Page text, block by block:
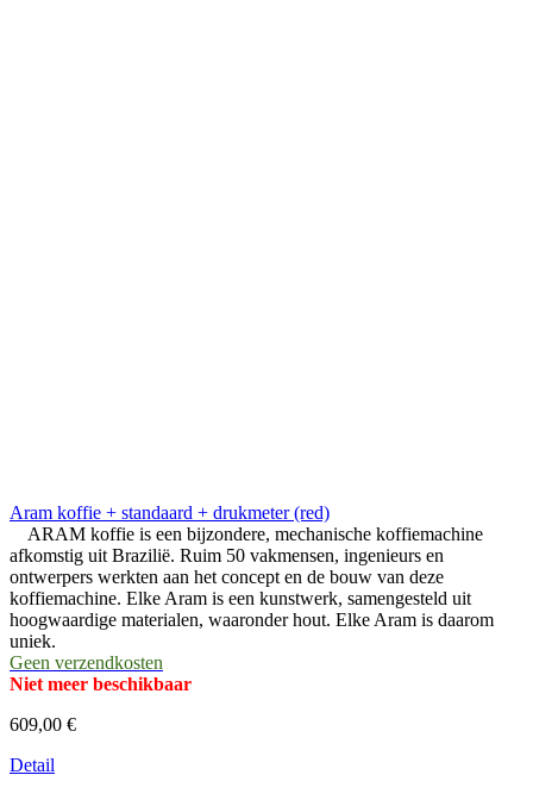
Aram koffie + standaard + drukmeter (red)
ARAM koffie is een bijzondere, mechanische koffiemachine
afkomstig uit Brazilië. Ruim 50 vakmensen, ingenieurs en
ontwerpers werkten aan het concept en de bouw van deze
koffiemachine. Elke Aram is een kunstwerk, samengesteld uit
hoogwaardige materialen, waaronder hout. Elke Aram is daarom
uniek.
Geen verzendkosten
Niet meer beschikbaar
609,00 €
Detail